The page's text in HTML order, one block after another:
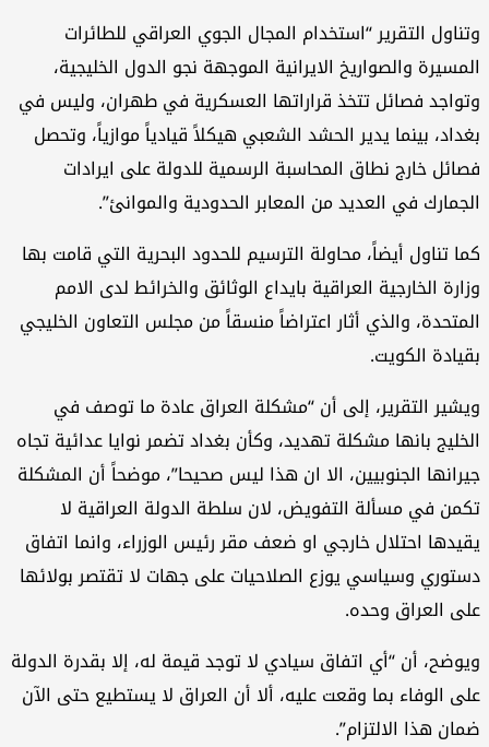
التقرير “استخدام المجال الجوي العراقي للطائرات
والصواريخ الايرانية الموجهة نجو الدول الخليجية،
فصائل تتخذ قراراتها العسكرية في طهران، وليس في
بينما يدير الحشد الشعبي هيكلاً قيادياً موازياً، وتحصل
خارج نطاق المحاسبة الرسمية للدولة على ايرادات
في العديد من المعابر الحدودية والموانئ”.
تناول أيضاً، محاولة الترسيم للحدود البحرية التي قامت بها
الخارجية العراقية بايداع الوثائق والخرائط لدى الامم
والذي أثار اعتراضاً منسقاً من مجلس التعاون الخليجي
الكويت.
التقرير، إلى أن “مشكلة العراق عادة ما توصف في
بانها مشكلة تهديد، وكأن بغداد تضمر نوايا عدائية تجاه
الجنوبيين، الا ان هذا ليس صحيحا”، موضحاً أن المشكلة
في مسألة التفويض، لان سلطة الدولة العراقية لا
احتلال خارجي او ضعف مقر رئيس الوزراء، وانما اتفاق
وسياسي يوزع الصلاحيات على جهات لا تقتصر بولائها
العراق وحده.
أن “أي اتفاق سيادي لا توجد قيمة له، إلا بقدرة الدولة
الوفاء بما وقعت عليه، ألا أن العراق لا يستطيع حتى الآن
هذا الالتزام”.